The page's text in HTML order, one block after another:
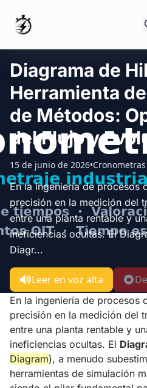
Diagrama de
Herramienta
de Métodos:
del Flujo y
15 de junio de 2026•Cronometras
En la ingeniería de procesos
precisión en la medición del
entre una planta rentable y
ineficiencias ocultas. El
Diagr...
Leer en voz alta
En la ingeniería de procesos
precisión en la medición del
entre una planta rentable y
ineficiencias ocultas. El
Diagram), a menudo
herramientas de simulación